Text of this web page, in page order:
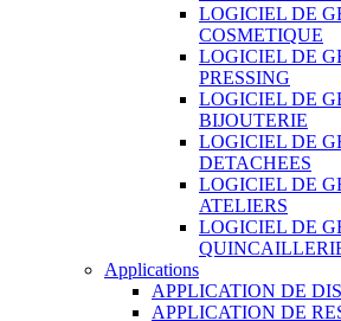
LOGICIEL DE
COSMETIQUE
LOGICIEL DE
PRESSING
LOGICIEL DE
BIJOUTERIE
LOGICIEL DE
DETACHEES
LOGICIEL DE
ATELIERS
LOGICIEL DE
Applications
APPLICATION DE
APPLICATION DE